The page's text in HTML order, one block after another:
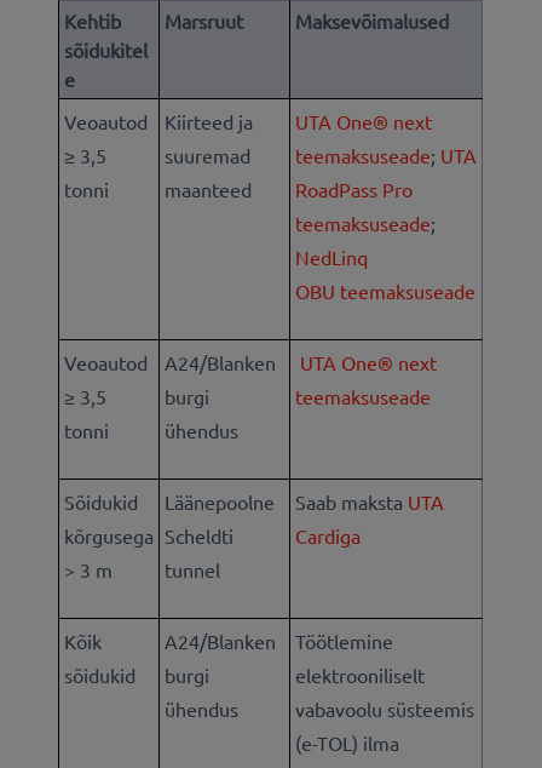
Kehtib
sõidukitel
e
Marsruut Maksevõimalused
Veoautod
≥ 3,5
tonni
Kiirteed ja
suuremad
maanteed
UTA One® next
teemaksuseade; UTA
RoadPass Pro
teemaksuseade;
NedLinq
OBU teemaksuseade
Veoautod
≥ 3,5
tonni
A24/Blanken
burgi
ühendus
UTA One® next
teemaksuseade
Sõidukid
kõrgusega
> 3 m
Läänepoolne
Scheldti
tunnel
Saab maksta UTA
Cardiga
Kõik
sõidukid
A24/Blanken
burgi
ühendus
Töötlemine
elektrooniliselt
vabavoolu süsteemis
(e-TOL) ilma